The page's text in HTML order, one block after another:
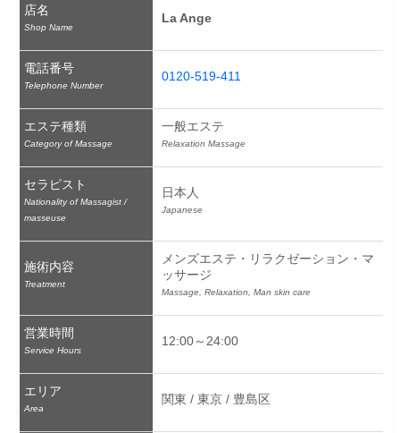
店名
Shop Name
La Ange
電話番号
Telephone Number
0120-519-411
エステ種類
Category of Massage
一般エステ
Relaxation Massage
セラピスト
Nationality of Massagist /
masseuse
日本人
Japanese
施術内容
Treatment
メンズエステ・リラクゼーション・マ
ッサージ
Massage, Relaxation, Man skin care
営業時間
Service Hours
12:00～24:00
エリア
Area
関東 / 東京 / 豊島区